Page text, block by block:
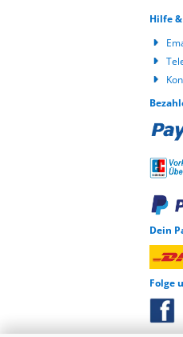
Hilfe
Dein
Folge